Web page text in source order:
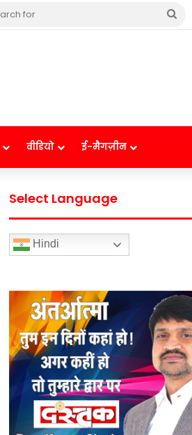
वीडियो ई-मैगज़ीन
Select Language
Hindi